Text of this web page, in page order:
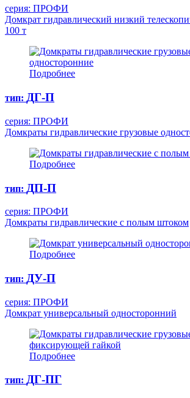
серия: ПРОФИ
Домкрат гидравлический низкий
100 т
Подробнее
тип: ДГ-П
серия: ПРОФИ
Домкраты гидравлические грузовые
Подробнее
тип: ДП-П
серия: ПРОФИ
Домкраты гидравлические с полым штоком
Подробнее
тип: ДУ-П
серия: ПРОФИ
Домкрат универсальный односторонний
Подробнее
тип: ДГ-ПГ